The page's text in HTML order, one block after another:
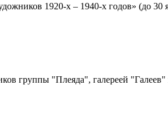
1920-х – 1940-х годов» (до
группы "Плеяда", галереей